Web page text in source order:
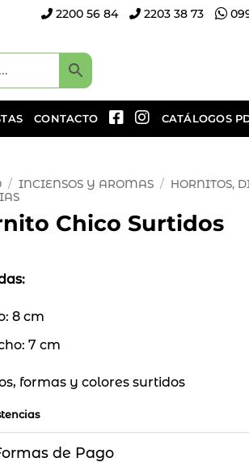
2200 56 84 2203 38 73
CONTACTO CATÁLOGOS
/ INCIENSOS Y AROMAS / HORNITOS,
Chico Surtidos
8 cm
7 cm
formas y colores surtidos
de Pago